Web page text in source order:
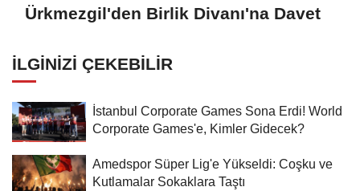
Ürkmezgil'den Birlik Divanı'na Davet
İLGINIZI ÇEKEBILIR
İstanbul Corporate Games Sona Erdi! World
Corporate Games'e, Kimler Gidecek?
Amedspor Süper Lig'e Yükseldi: Coşku ve
Kutlamalar Sokaklara Taştı